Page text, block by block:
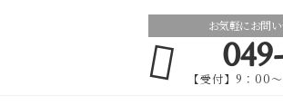
お気軽にお問
【受付】9：00